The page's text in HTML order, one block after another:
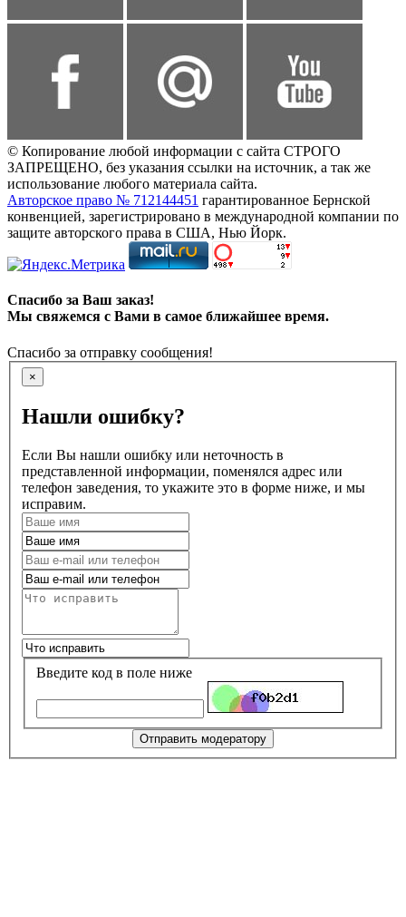
© Копирование любой информации с сайта СТРОГО
ЗАПРЕЩЕНО, без указания ссылки на источник, а так же
использование любого материала сайта.
Авторское право № 712144451 гарантированное Бернской
конвенцией, зарегистрировано в международной компании по
защите авторского права в США, Нью Йорк.
Спасибо за Ваш заказ!
Мы свяжемся с Вами в самое ближайшее время.
Спасибо за отправку сообщения!
×
Нашли ошибку?
Если Вы нашли ошибку или неточность в
представленной информации, поменялся адрес или
телефон заведения, то укажите это в форме ниже, и мы
исправим.
Введите код в поле ниже
Отправить модератору